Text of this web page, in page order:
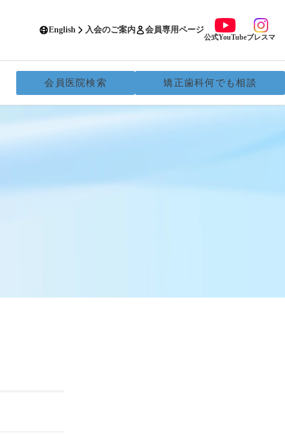
English 入会のご案内 会員専用ページ
公式YouTubeブレスマ
会員医院検索 矯正歯科何でも相談